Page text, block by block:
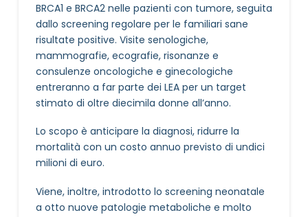
BRCA1 e BRCA2 nelle pazienti con tumore, seguita
dallo screening regolare per le familiari sane
risultate positive. Visite senologiche,
mammografie, ecografie, risonanze e
consulenze oncologiche e ginecologiche
entreranno a far parte dei LEA per un target
stimato di oltre diecimila donne all’anno​.
Lo scopo è anticipare la diagnosi, ridurre la
mortalità con un costo annuo previsto di undici
milioni di euro.
Viene, inoltre, introdotto lo screening neonatale
a otto nuove patologie metaboliche e molto